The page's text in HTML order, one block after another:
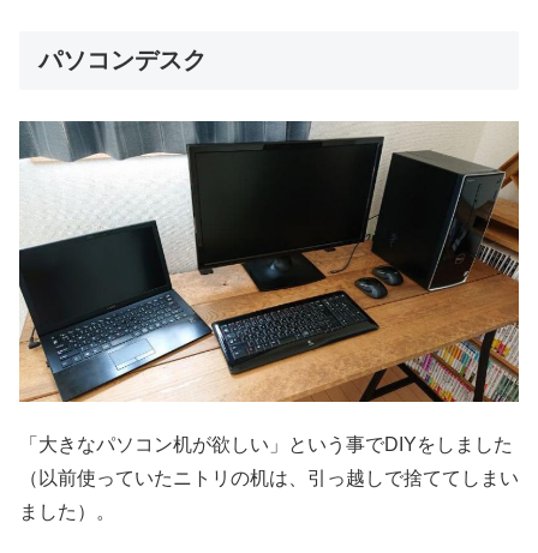
パソコンデスク
「大きなパソコン机が欲しい」という事でDIYをしました
（以前使っていたニトリの机は、引っ越しで捨ててしまい
ました）。